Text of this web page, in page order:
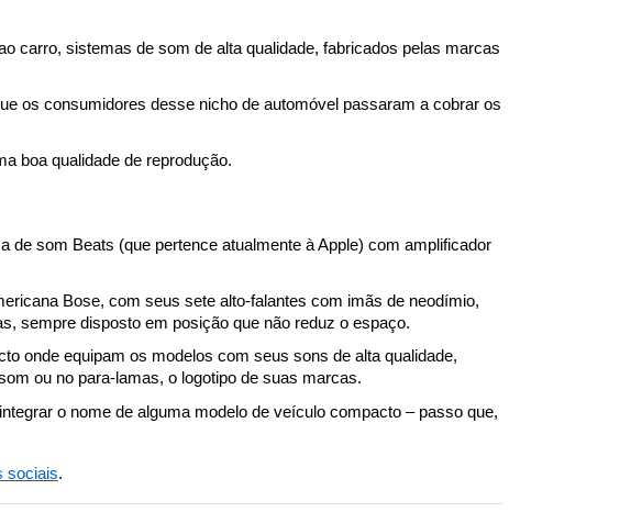
carro, sistemas de som de alta qualidade, fabricados pelas marcas
os consumidores desse nicho de automóvel passaram a cobrar os
boa qualidade de reprodução.
som Beats (que pertence atualmente à Apple) com amplificador
Bose, com seus sete alto-falantes com imãs de neodímio,
sempre disposto em posição que não reduz o espaço.
onde equipam os modelos com seus sons de alta qualidade,
ou no para-lamas, o logotipo de suas marcas.
o nome de alguma modelo de veículo compacto – passo que,
sociais.